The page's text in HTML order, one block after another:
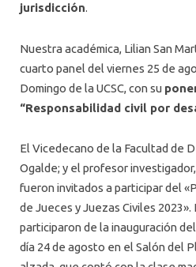
jurisdicción.
Nuestra académica, Lilian San
cuarto panel del viernes 25 de
Domingo de la UCSC, con su
“Responsabilidad civil por
El Vicedecano de la Facultad de
Ogalde; y el profesor
fueron invitados a participar del
de Jueces y Juezas Civiles 2023».
participaron de la inauguración
día 24 de agosto en el Salón del